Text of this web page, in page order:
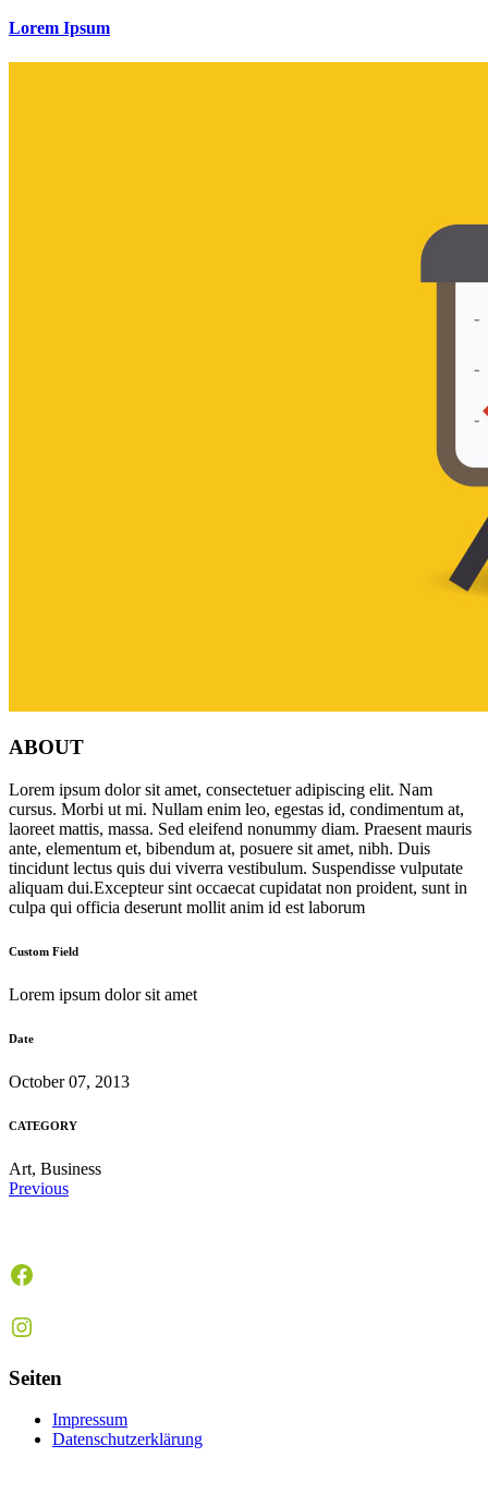
Lorem Ipsum
ABOUT
Lorem ipsum dolor sit amet, consectetuer adipiscing elit. Nam
cursus. Morbi ut mi. Nullam enim leo, egestas id, condimentum at,
laoreet mattis, massa. Sed eleifend nonummy diam. Praesent mauris
ante, elementum et, bibendum at, posuere sit amet, nibh. Duis
tincidunt lectus quis dui viverra vestibulum. Suspendisse vulputate
aliquam dui.Excepteur sint occaecat cupidatat non proident, sunt in
culpa qui officia deserunt mollit anim id est laborum
Custom Field
Lorem ipsum dolor sit amet
Date
October 07, 2013
CATEGORY
Art, Business
Previous
Facebook
Instagram
Seiten
Impressum
Datenschutzerklärung